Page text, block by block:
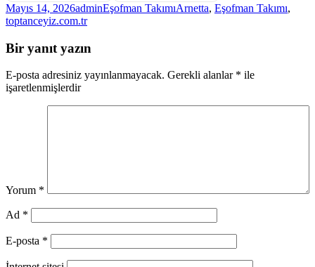
Yayın
tarihi
Mayıs 14, 2026Yazar
adminKategoriler
Eşofman TakımıEtiketler
Arnetta, Eşofman Takımı,
toptanceyiz.com.tr
Bir yanıt yazın
E-posta adresiniz yayınlanmayacak. Gerekli alanlar * ile
işaretlenmişlerdir
Yorum *
Ad *
E-posta *